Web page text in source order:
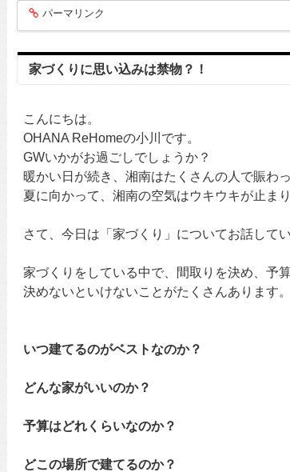
entry270
パーマリンク
家づくりに思い込みは禁物？！
こんにちは。
OHANA ReHomeの小川です。
GWいかがお過ごしでしょうか？
暖かい日が続き、湘南はたくさんの人で賑わっ
夏に向かって、湘南の空気はウキウキが止
さて、今日は「家づくり」についてお話してい
家づくりをしている中で、間取りを決め、予
決めないといけないことがたくさんあります。
いつ建てるのがベストなのか？
どんな家がいいのか？
予算はどれくらいなのか？
どこの場所で建てるのか？